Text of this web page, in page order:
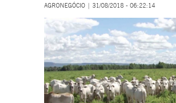
AGRONEGÓCIO | 31/08/2018 - 06:22:14